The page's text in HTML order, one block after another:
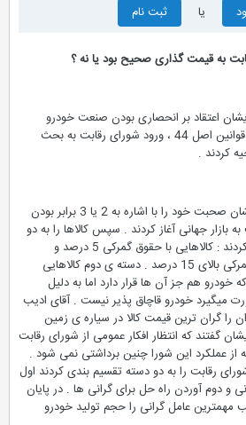
ثبت نام
به قیمت گذاری صحیح بود یا نه ؟
اعتقاد بر انحصاری بودن صنعت خودرو
داشتند و با تکیه بر قوانین اصل 44 ، ورود شورای رقابت به بحث
.
ایشان صحبت خود را با اشاره به 2 یا 3 برابر بودن
جهانی آغاز کردند . سپس کالاها را به دو
دسته تقسیم بندی کردند : کالاهایی با حقوق گمرکی 5 درصد و
کالاهایی با حقوق گمرکی بالای 15 درصد . دسته ی دوم کالاهایی
هم جز آن ها قرار دارد اما به دلیل
خودرو قاچاق پذیر نیست . آقای ادیب
را گران ترین قیمت کالا در سیاره ی زمین
گفتند که انتظار افکار عمومی از شورای رقابت
عملکرد این شورا چنین برداشتی نمی شود .
رقابت را به دو دسته تقسیم بندی کردند اول
و دوم آوردن راه حل برای گرانی ها . در پایان
عامل گرانی را حجم تولید خودرو